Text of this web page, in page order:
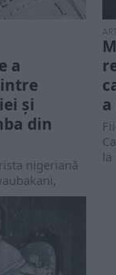
a
și
din
nigeriană
a-și
carte,...
la